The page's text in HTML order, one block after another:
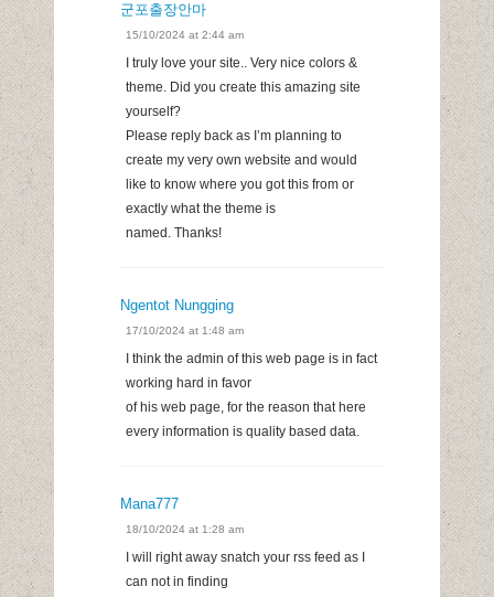
군포출장안마
15/10/2024 at 2:44 am
I truly love your site.. Very nice colors &
theme. Did you create this amazing site
yourself?
Please reply back as I’m planning to
create my very own website and would
like to know where you got this from or
exactly what the theme is
named. Thanks!
Ngentot Nungging
17/10/2024 at 1:48 am
I think the admin of this web page is in fact
working hard in favor
of his web page, for the reason that here
every information is quality based data.
Mana777
18/10/2024 at 1:28 am
I will right away snatch your rss feed as I
can not in finding